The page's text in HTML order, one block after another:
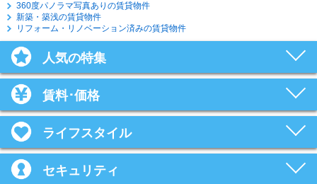
360度パノラマ写真ありの賃貸物件
新築・築浅の賃貸物件
リフォーム・リノベーション済みの賃貸物件
人気の特集
賃料･価格
ライフスタイル
セキュリティ